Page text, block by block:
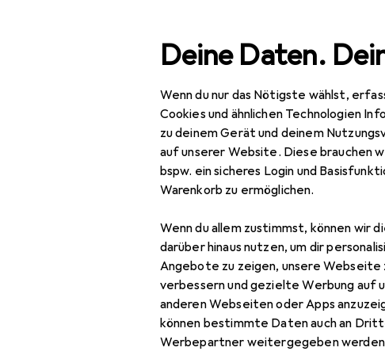
Deine Daten.
Wenn du nur das Nötigste wählst,
Cookies und ähnlichen Technologien
zu deinem Gerät und deinem
auf unserer Website. Diese brauchen
bspw. ein sicheres Login und
Warenkorb zu ermöglichen.
Wenn du allem zustimmst, können wir
darüber hinaus nutzen, um dir
Angebote zu zeigen, unsere Webseite
verbessern und gezielte Werbung auf
anderen Webseiten oder Apps
können bestimmte Daten auch an
Werbepartner weitergegeben
Navigation nach Kategorien IT + Multimedia Smartphones +